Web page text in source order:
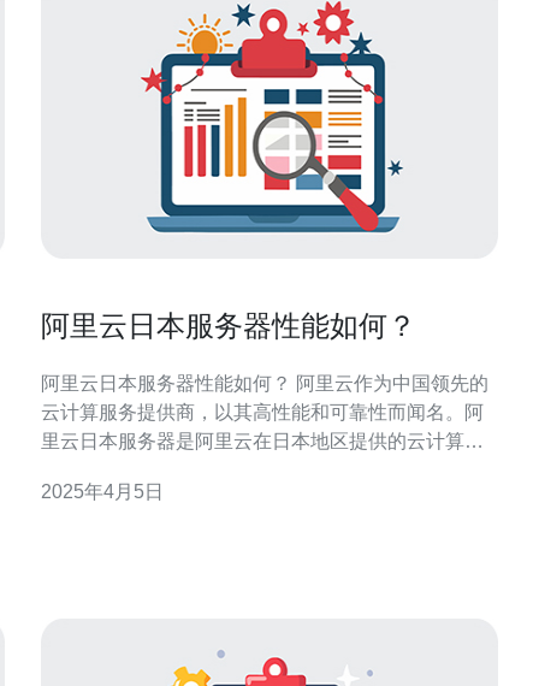
阿里云日本服务器性能如何？
阿里云日本服务器性能如何？ 阿里云作为中国领先的
云计算服务提供商，以其高性能和可靠性而闻名。阿
里云日本服务器是阿里云在日本地区提供的云计算服
对其进行详细介绍。 阿里云日本服务器具有以下几个
2025年4月5日